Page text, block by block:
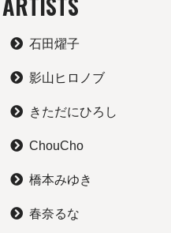
石田燿子
影山ヒロノブ
きただにひろし
ChouCho
橋本みゆき
春奈るな